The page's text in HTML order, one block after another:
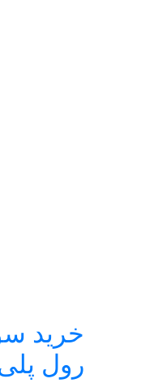
خرید
رول